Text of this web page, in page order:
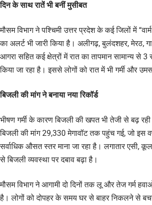
दिन के साथ रातें भी बनीं मुसीबत
मौसम विभाग ने पश्चिमी उत्तर प्रदेश के कई जिलों में “वार्म
का अलर्ट भी जारी किया है। अलीगढ़, बुलंदशहर, मेरठ,
आगरा सहित कई क्षेत्रों में रात का तापमान सामान्य से 3
किया जा रहा है। इससे लोगों को रात में भी गर्मी और
बिजली की मांग ने बनाया नया रिकॉर्ड
भीषण गर्मी के कारण बिजली की खपत भी तेजी से बढ़
बिजली की मांग 29,330 मेगावॉट तक पहुंच गई, जो इस
सर्वाधिक औसत स्तर माना जा रहा है। लगातार एसी,
से बिजली व्यवस्था पर दबाव बढ़ा है।
मौसम विभाग ने आगामी दो दिनों तक लू और तेज गर्म
है। लोगों को दोपहर के समय घर से बाहर निकलने से